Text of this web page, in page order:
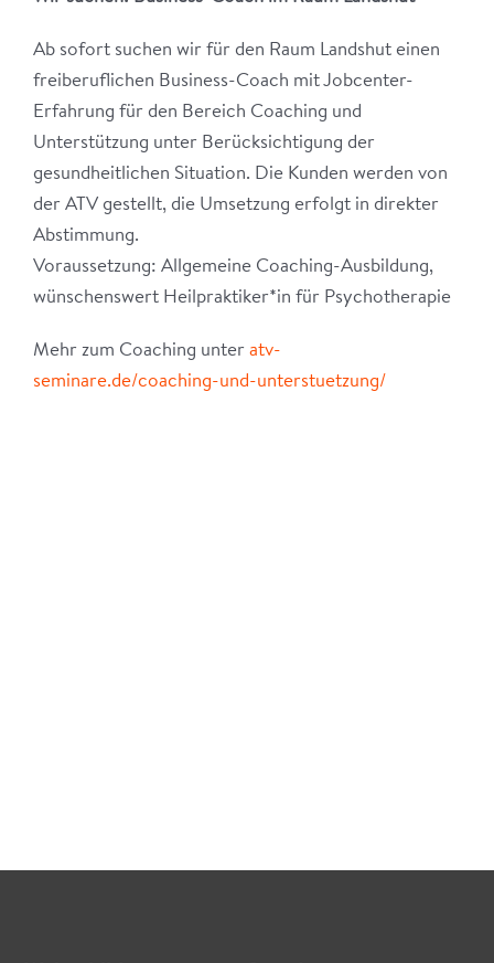
Ab sofort suchen wir für den Raum Landshut einen
freiberuflichen Business-Coach mit Jobcenter-
Erfahrung für den Bereich Coaching und
Unterstützung unter Berücksichtigung der
gesundheitlichen Situation. Die Kunden werden von
der ATV gestellt, die Umsetzung erfolgt in direkter
Abstimmung.
Voraussetzung: Allgemeine Coaching-Ausbildung,
wünschenswert Heilpraktiker*in für Psychotherapie
Mehr zum Coaching unter atv-
seminare.de/coaching-und-unterstuetzung/